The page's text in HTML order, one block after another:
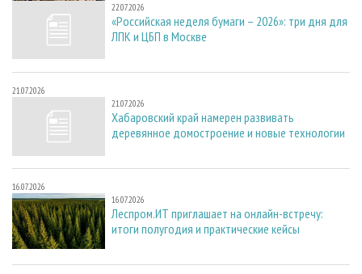
22.07.2026
«Российская неделя бумаги – 2026»: три дня для
ЛПК и ЦБП в Москве
21.07.2026
21.07.2026
Хабаровский край намерен развивать
деревянное домостроение и новые технологии
16.07.2026
16.07.2026
Леспром.ИТ приглашает на онлайн-встречу:
итоги полугодия и практические кейсы